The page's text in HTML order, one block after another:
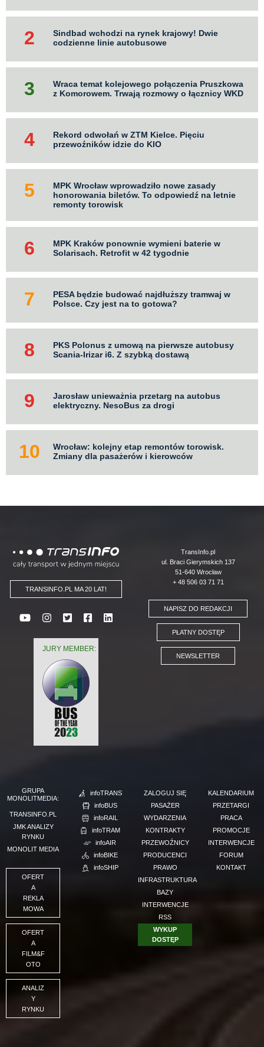
Sindbad wchodzi na rynek krajowy! Dwie
codzienne linie autobusowe
Wraca temat kolejowego połączenia Pruszkowa
z Komorowem. Trwają rozmowy o łącznicy WKD
Rekord odwołań w ZTM Kielce. Pięciu
przewoźników idzie do KIO
MPK Wrocław wprowadziło nowe zasady
honorowania biletów. To odpowiedź na letnie
remonty torowisk
MPK Kraków ponownie wymieni baterie w
Solarisach. Retrofit w 42 tygodnie
PESA będzie budować najdłuższy tramwaj w
Polsce. Czy jest na to gotowa?
PKS Polonus z umową na pierwsze autobusy
Scania-Irizar i6. Z szybką dostawą
Jarosław unieważnia przetarg na autobus
elektryczny. NesoBus za drogi
Wrocław: kolejny etap remontów torowisk.
Zmiany dla pasażerów i kierowców
Logo
TRANSINFO.PL MA 20 LAT!
JURY MEMBER:
TransInfo.pl
ul. Braci Gierymskich 137
51-640 Wrocław
+ 48 506 03 71 71
NAPISZ DO REDAKCJI
PŁATNY DOSTĘP
NEWSLETTER
GRUPA
MONOLITMEDIA:
TRANSINFO.PL
JMK ANALIZY
RYNKU
MONOLIT MEDIA
OFERT
A
REKLA
MOWA
OFERT
A
FILM&F
OTO
ANALIZ
Y
RYNKU
infoTRANS
infoBUS
infoRAIL
infoTRAM
infoAIR
infoBIKE
infoSHIP
ZALOGUJ SIĘ
PASAŻER
WYDARZENIA
KONTRAKTY
PRZEWOŹNICY
PRODUCENCI
PRAWO
INFRASTRUKTURA
BAZY
INTERWENCJE
RSS
WYKUP
DOSTĘP
KALENDARIUM
PRZETARGI
PRACA
PROMOCJE
INTERWENCJE
FORUM
KONTAKT